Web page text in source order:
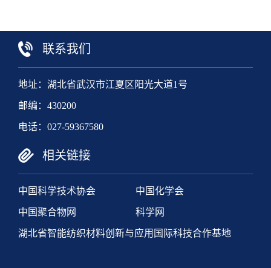
联系我们
地址：湖北省武汉市江夏区阳光大道1号
邮编：430200
电话：027-59367580
相关链接
中国科学技术协会 中国化学会
中国聚合物网 科学网
湖北省智能纺织材料创新与应用国际科技合作基地